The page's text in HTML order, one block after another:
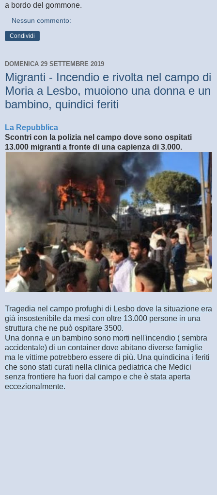
a bordo del gommone.
Nessun commento:
Condividi
DOMENICA 29 SETTEMBRE 2019
Migranti - Incendio e rivolta nel campo di
Moria a Lesbo, muoiono una donna e un
bambino, quindici feriti
La Repubblica
Scontri con la polizia nel campo dove sono ospitati
13.000 migranti a fronte di una capienza di 3.000.
Tragedia nel campo profughi di Lesbo dove la situazione era
già insostenibile da mesi con oltre 13.000 persone in una
struttura che ne può ospitare 3500.
Una donna e un bambino sono morti nell'incendio ( sembra
accidentale) di un container dove abitano diverse famiglie
ma le vittime potrebbero essere di più. Una quindicina i feriti
che sono stati curati nella clinica pediatrica che Medici
senza frontiere ha fuori dal campo e che è stata aperta
eccezionalmente.